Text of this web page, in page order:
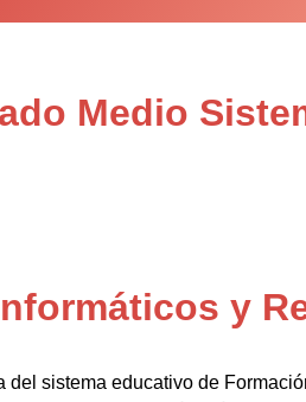
Medio
y
sistema educativo de